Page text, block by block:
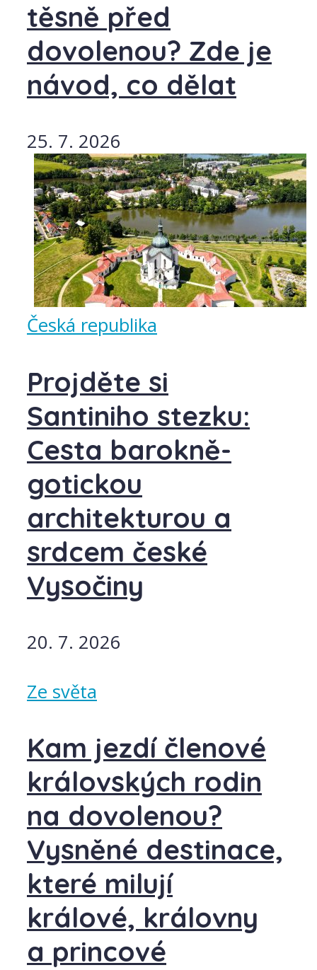
těsně před
dovolenou? Zde je
návod, co dělat
25. 7. 2026
Česká republika
Projděte si
Santiniho stezku:
Cesta barokně-
gotickou
architekturou a
srdcem české
Vysočiny
20. 7. 2026
Ze světa
Kam jezdí členové
královských rodin
na dovolenou?
Vysněné destinace,
které milují
králové, královny
a princové